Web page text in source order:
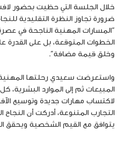
خلال الجلسة التي حظيت بحضور
ضرورة تجاوز النظرة التقليدية
“المسارات المهنية الناجحة في
الخطوات المتوقعة، بل على القدرة
وخلق قيمة مضافة”.
واستعرضت سعيدي رحلتها المهنية
المبيعات ثم إلى الموارد
التجارب المتنوعة، أدركت أن
يتوافق مع القيم الشخصية ويحقق